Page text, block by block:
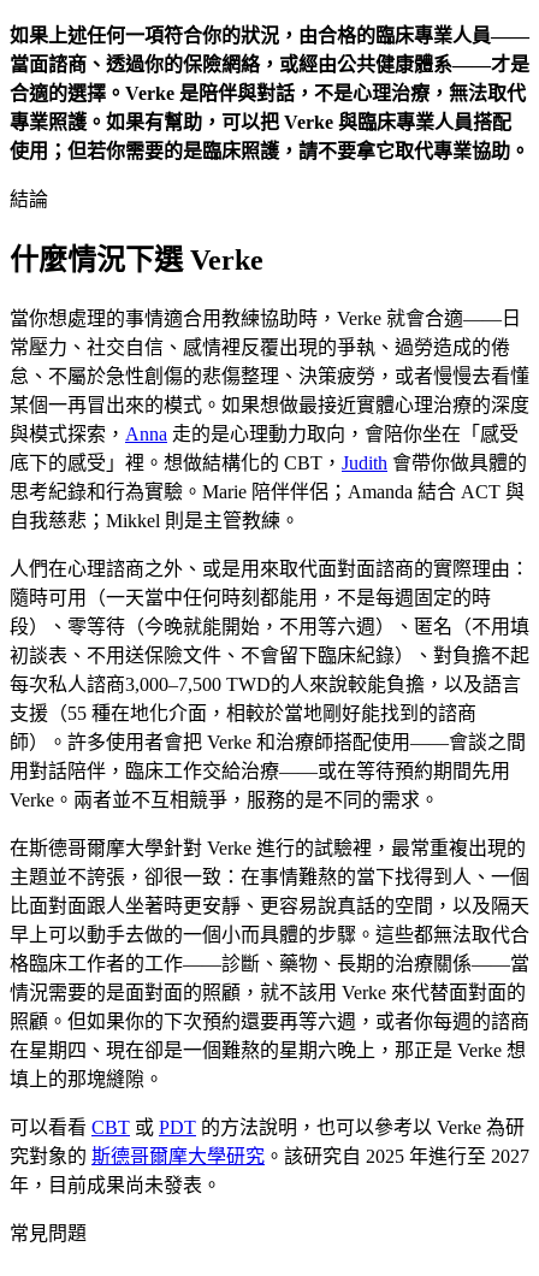
如果上述任何一項符合你的狀況，由合格的臨床專業人員——
當面諮商、透過你的保險網絡，或經由公共健康體系——才是
合適的選擇。Verke 是陪伴與對話，不是心理治療，無法取代
專業照護。如果有幫助，可以把 Verke 與臨床專業人員搭配
使用；但若你需要的是臨床照護，請不要拿它取代專業協助。
結論
什麼情況下選 Verke
當你想處理的事情適合用教練協助時，Verke 就會合適——日
常壓力、社交自信、感情裡反覆出現的爭執、過勞造成的倦
怠、不屬於急性創傷的悲傷整理、決策疲勞，或者慢慢去看懂
某個一再冒出來的模式。如果想做最接近實體心理治療的深度
與模式探索， Anna 走的是心理動力取向，會陪你坐在「感受
底下的感受」裡。想做結構化的 CBT， Judith 會帶你做具體的
思考紀錄和行為實驗。Marie 陪伴伴侶；Amanda 結合 ACT 與
自我慈悲；Mikkel 則是主管教練。
人們在心理諮商之外、或是用來取代面對面諮商的實際理由：
隨時可用（一天當中任何時刻都能用，不是每週固定的時
段）、零等待（今晚就能開始，不用等六週）、匿名（不用填
初談表、不用送保險文件、不會留下臨床紀錄）、對負擔不起
每次私人諮商3,000–7,500 TWD的人來說較能負擔，以及語言
支援（55 種在地化介面，相較於當地剛好能找到的諮商
師）。許多使用者會把 Verke 和治療師搭配使用——會談之間
用對話陪伴，臨床工作交給治療——或在等待預約期間先用
Verke。兩者並不互相競爭，服務的是不同的需求。
在斯德哥爾摩大學針對 Verke 進行的試驗裡，最常重複出現的
主題並不誇張，卻很一致：在事情難熬的當下找得到人、一個
比面對面跟人坐著時更安靜、更容易說真話的空間，以及隔天
早上可以動手去做的一個小而具體的步驟。這些都無法取代合
格臨床工作者的工作——診斷、藥物、長期的治療關係——當
情況需要的是面對面的照顧，就不該用 Verke 來代替面對面的
照顧。但如果你的下次預約還要再等六週，或者你每週的諮商
在星期四、現在卻是一個難熬的星期六晚上，那正是 Verke 想
填上的那塊縫隙。
可以看看 CBT 或 PDT 的方法說明，也可以參考以 Verke 為研
究對象的 斯德哥爾摩大學研究 。該研究自 2025 年進行至 2027
年，目前成果尚未發表。
常見問題